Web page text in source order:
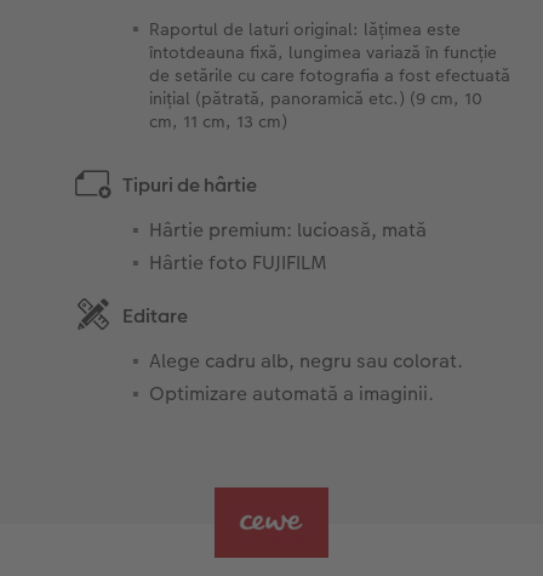
Raportul de laturi original: lățimea este
întotdeauna fixă, lungimea variază în funcţie
de setările cu care fotografia a fost efectuată
iniţial (pătrată, panoramică etc.) (9 cm, 10
cm, 11 cm, 13 cm)
Tipuri de hârtie
Hârtie premium: lucioasă, mată
Hârtie foto FUJIFILM
Editare
Alege cadru alb, negru sau colorat.
Optimizare automată a imaginii.